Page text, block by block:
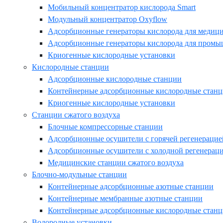
Мобильный концентратор кислорода Smart
Модульный концентратор Oxyflow
Адсорбционные генераторы кислорода для
Адсорбционные генераторы кислорода для
Криогенные кислородные установки
Кислородные станции
Адсорбционные кислородные станции
Контейнерные адсорбционные кислородные
Криогенные кислородные установки
Станции сжатого воздуха
Блочные компрессорные станции
Адсорбционные осушители с горячей
Адсорбционные осушители с холодной
Медицинские станции сжатого воздуха
Блочно-модульные станции
Контейнерные адсорбционные азотные станции
Контейнерные мембранные азотные станции
Контейнерные адсорбционные кислородные